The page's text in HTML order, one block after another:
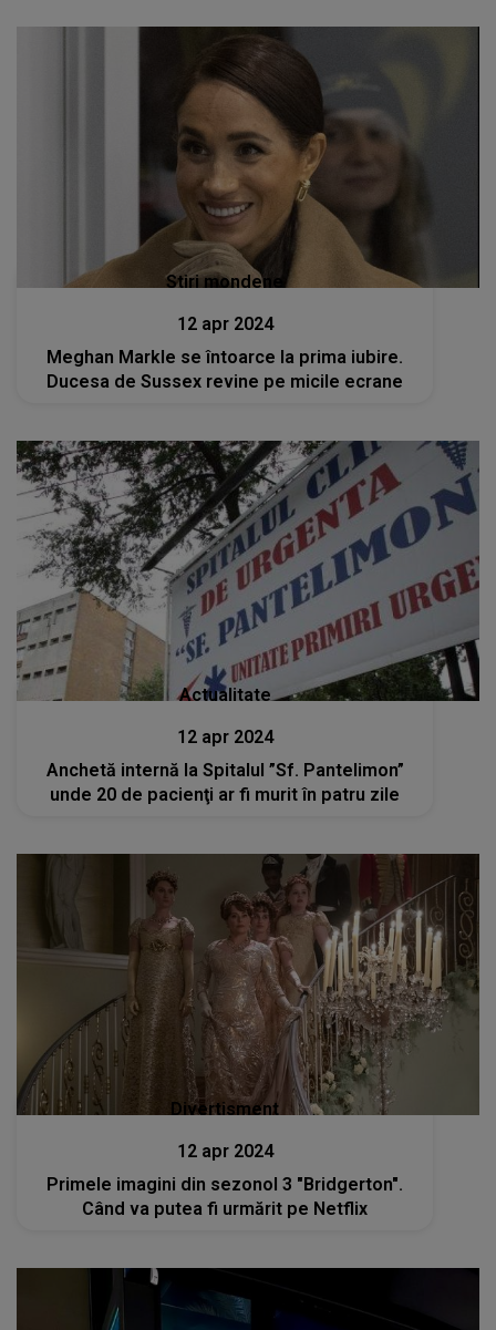
Stiri mondene
12 apr 2024
Meghan Markle se întoarce la prima iubire.
Ducesa de Sussex revine pe micile ecrane
Actualitate
12 apr 2024
Anchetă internă la Spitalul ”Sf. Pantelimon”
unde 20 de pacienţi ar fi murit în patru zile
Divertisment
12 apr 2024
Primele imagini din sezonol 3 "Bridgerton".
Când va putea fi urmărit pe Netflix